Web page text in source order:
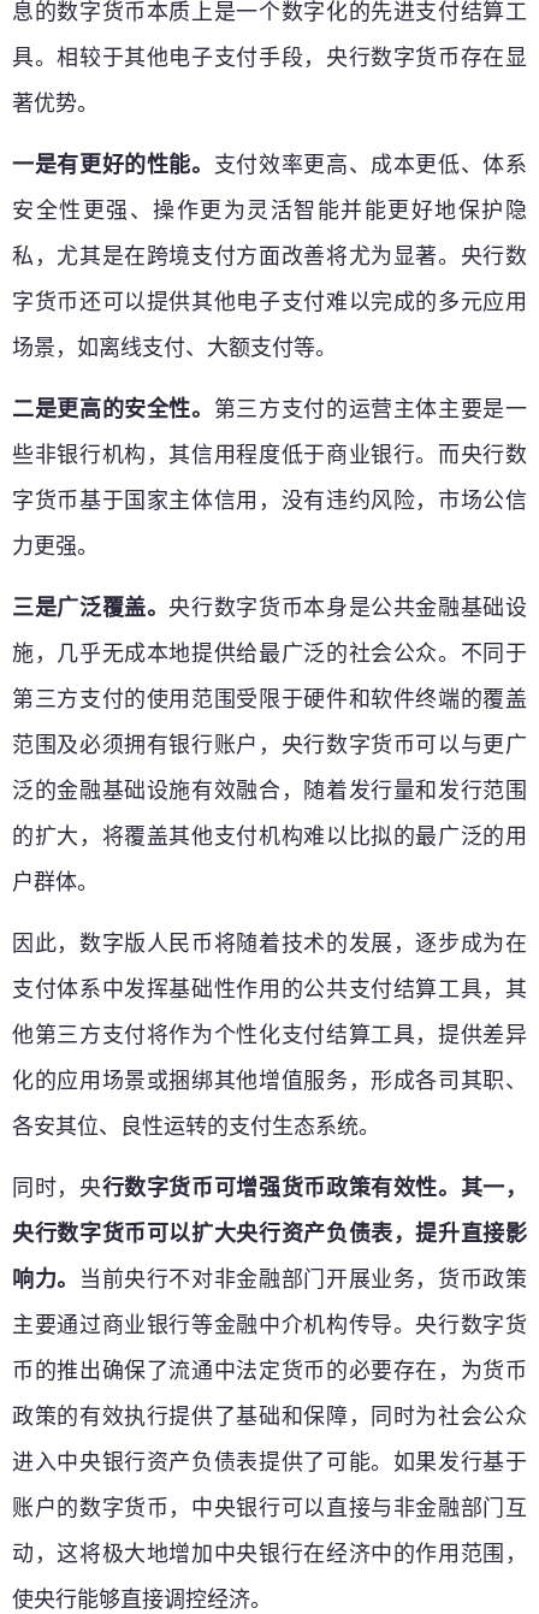
息的数字货币本质上是一个数字化的先进支付结算工
具。相较于其他电子支付手段，央行数字货币存在显
著优势。
一是有更好的性能。 支付效率更高、成本更低、体系
安全性更强、操作更为灵活智能并能更好地保护隐
私，尤其是在跨境支付方面改善将尤为显著。央行数
字货币还可以提供其他电子支付难以完成的多元应用
场景，如离线支付、大额支付等。
二是更高的安全性。 第三方支付的运营主体主要是一
些非银行机构，其信用程度低于商业银行。而央行数
字货币基于国家主体信用，没有违约风险，市场公信
力更强。
三是广泛覆盖。 央行数字货币本身是公共金融基础设
施，几乎无成本地提供给最广泛的社会公众。不同于
第三方支付的使用范围受限于硬件和软件终端的覆盖
范围及必须拥有银行账户，央行数字货币可以与更广
泛的金融基础设施有效融合，随着发行量和发行范围
的扩大，将覆盖其他支付机构难以比拟的最广泛的用
户群体。
因此，数字版人民币将随着技术的发展，逐步成为在
支付体系中发挥基础性作用的公共支付结算工具，其
他第三方支付将作为个性化支付结算工具，提供差异
化的应用场景或捆绑其他增值服务，形成各司其职、
各安其位、良性运转的支付生态系统。
同时，央行数字货币可增强货币政策有效性。其一，
央行数字货币可以扩大央行资产负债表，提升直接影
响力。 当前央行不对非金融部门开展业务，货币政策
主要通过商业银行等金融中介机构传导。央行数字货
币的推出确保了流通中法定货币的必要存在，为货币
政策的有效执行提供了基础和保障，同时为社会公众
进入中央银行资产负债表提供了可能。如果发行基于
账户的数字货币，中央银行可以直接与非金融部门互
动，这将极大地增加中央银行在经济中的作用范围，
使央行能够直接调控经济。